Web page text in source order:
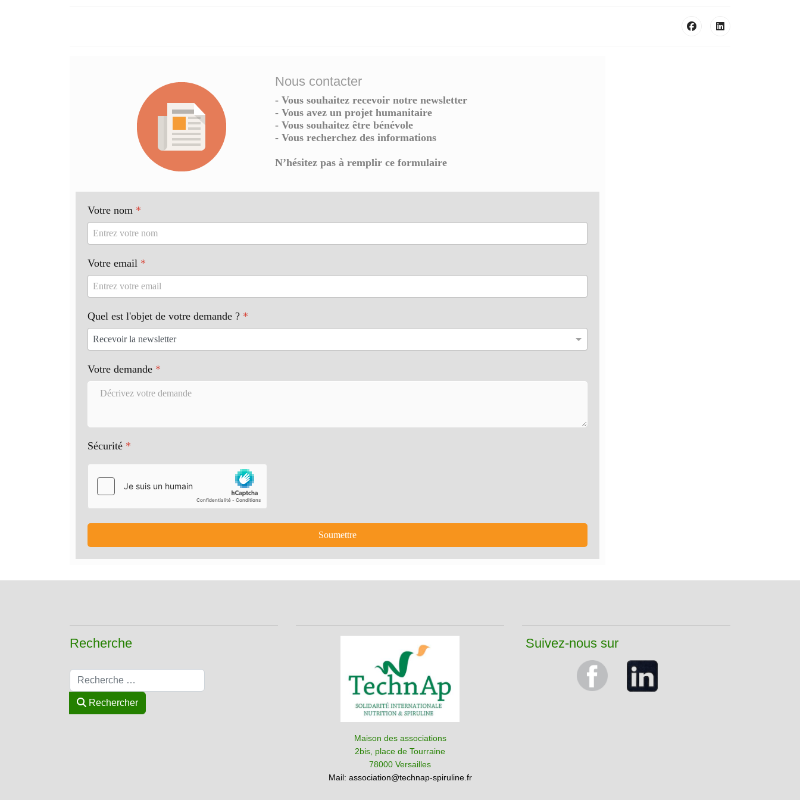
Nous contacter
- Vous souhaitez recevoir notre newsletter
- Vous avez un projet humanitaire
- Vous souhaitez être bénévole
- Vous recherchez des informations
N’hésitez pas à remplir ce formulaire
Votre nom *
Votre email *
Quel est l'objet de votre demande ? *
Votre demande *
Sécurité *
Soumettre
Recherche
Rechercher
Rechercher
Maison des associations
2bis, place de Tourraine
78000 Versailles
Mail: association@technap-spiruline.fr
Suivez-nous sur